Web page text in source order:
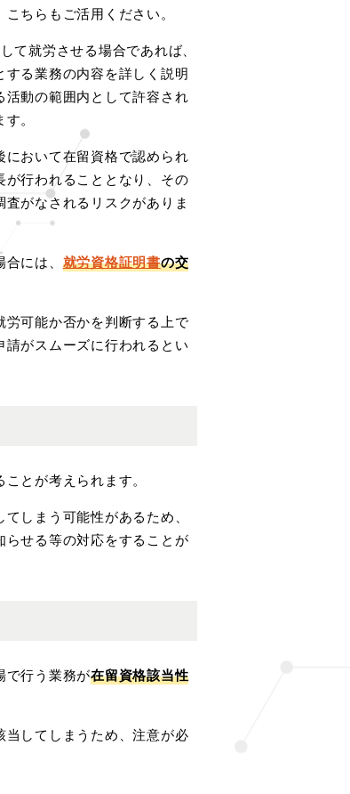
ちらもご活用ください。
て就労させる場合であれば、
る業務の内容を詳しく説明
動の範囲内として許容され
。
おいて在留資格で認められ
行われることとなり、その
がなされるリスクがありま
には、 就労資格証明書の交
可能か否かを判断する上で
がスムーズに行われるとい
ことが考えられます。
しまう可能性があるため、
せる等の対応をすることが
で行う業務が在留資格該当性
当してしまうため、注意が必